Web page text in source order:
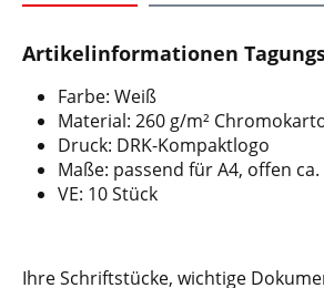
Artikelinformationen
Farbe: Weiß
Material: 260 g/m²
Druck: DRK-Kompaktlogo
Maße: passend für A4, offen
VE: 10 Stück
Ihre Schriftstücke, wichtige